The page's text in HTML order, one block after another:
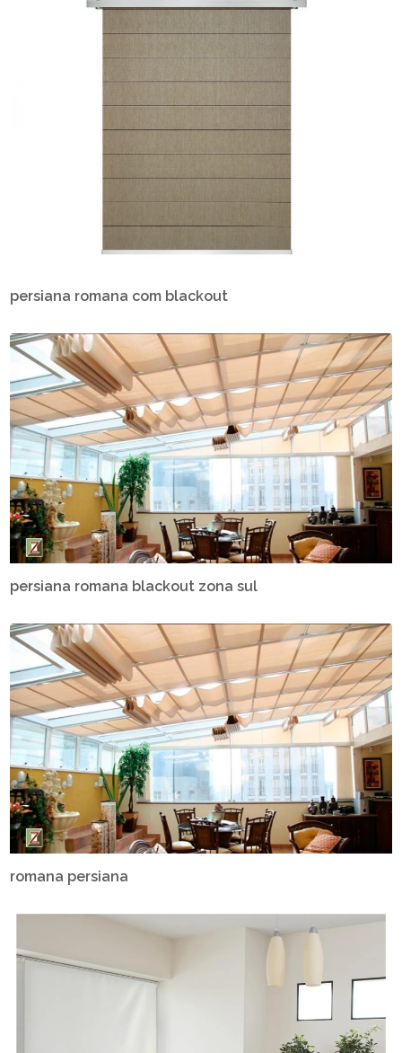
persiana romana com blackout
persiana romana blackout zona sul
romana persiana